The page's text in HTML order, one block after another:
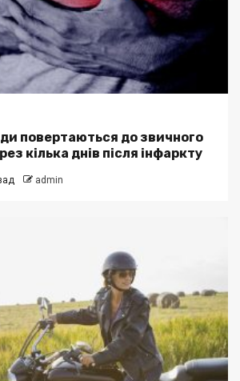
повертаються до звичного
кілька днів після інфаркту
admin